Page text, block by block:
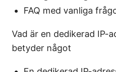
FAQ med vanliga
Vad är en dedikerad IP-
betyder något